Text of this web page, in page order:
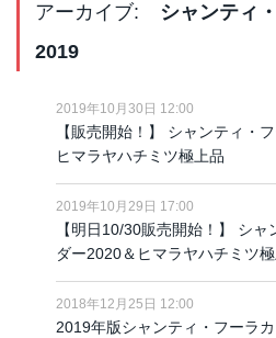
アーカイブ:
シャンティ
2019
2019年10月30日 12:00
【販売開始！】 シャンティ・
ヒマラヤハチミツ極上品
2019年10月29日 17:00
【明日10/30販売開始！】 シ
ダー2020＆ヒマラヤハチミツ
2018年12月25日 12:00
2019年版シャンティ・フーラ